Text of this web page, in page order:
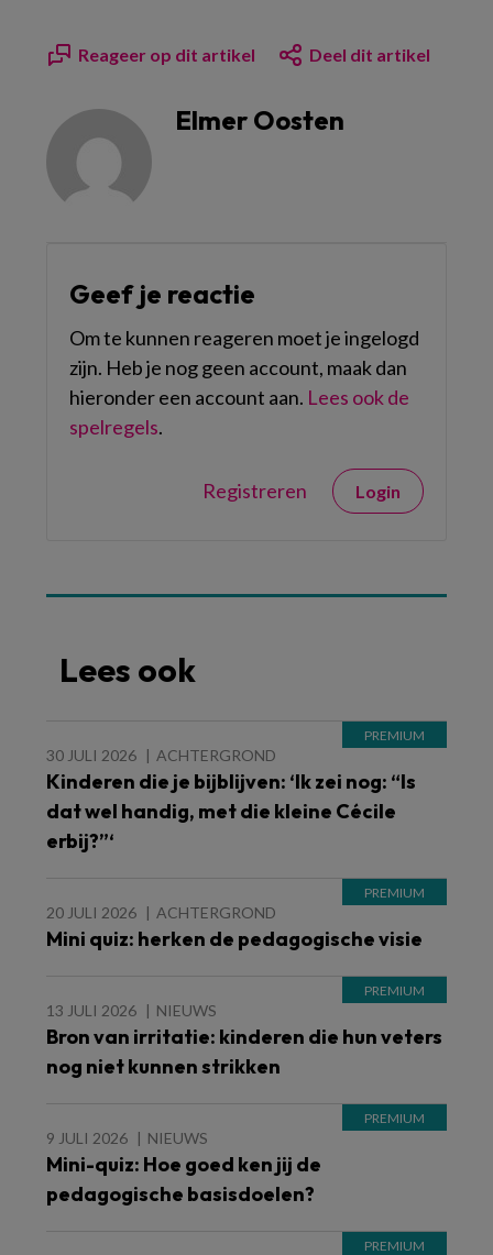
Reageer op dit artikel Deel dit artikel
Elmer Oosten
Geef je reactie
Om te kunnen reageren moet je ingelogd
zijn. Heb je nog geen account, maak dan
hieronder een account aan. Lees ook de
spelregels.
Registreren Login
Lees ook
30 JULI 2026 ACHTERGROND
Kinderen die je bijblijven: ‘Ik zei nog: “Is
dat wel handig, met die kleine Cécile
erbij?”‘
20 JULI 2026 ACHTERGROND
Mini quiz: herken de pedagogische visie
13 JULI 2026 NIEUWS
Bron van irritatie: kinderen die hun veters
nog niet kunnen strikken
9 JULI 2026 NIEUWS
Mini-quiz: Hoe goed ken jij de
pedagogische basisdoelen?